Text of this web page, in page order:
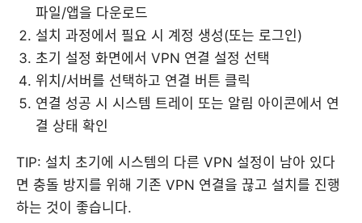
파일/앱을 다운로드
설치 과정에서 필요 시 계정 생성(또는 로그인)
초기 설정 화면에서 VPN 연결 설정 선택
위치/서버를 선택하고 연결 버튼 클릭
연결 성공 시 시스템 트레이 또는 알림 아이콘에서 연
결 상태 확인
TIP: 설치 초기에 시스템의 다른 VPN 설정이 남아 있다
면 충돌 방지를 위해 기존 VPN 연결을 끊고 설치를 진행
하는 것이 좋습니다.